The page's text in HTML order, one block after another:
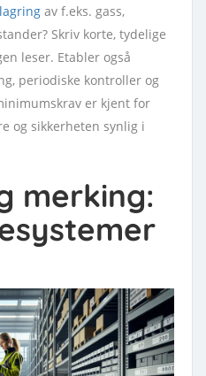
lagring av f.eks. gass,
Skriv korte, tydelige
leser. Etabler også
periodiske kontroller og
er kjent for
og sikkerheten synlig i
merking: